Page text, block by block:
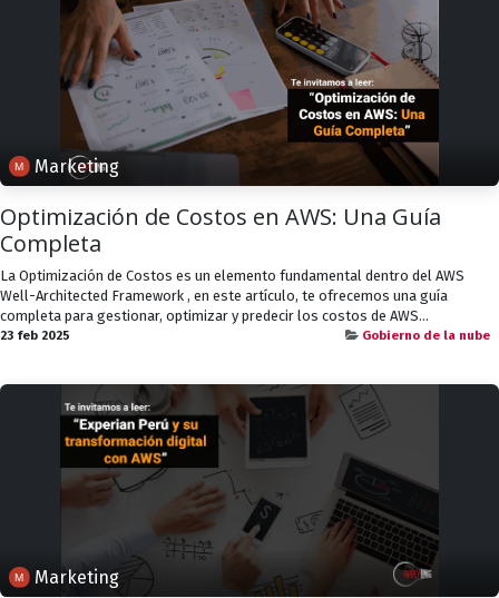
Marketing
Optimización de Costos en AWS: Una Guía
Completa
La Optimización de Costos es un elemento fundamental dentro del AWS
Well-Architected Framework , en este artículo, te ofrecemos una guía
completa para gestionar, optimizar y predecir los costos de AWS...
23 feb 2025 Gobierno de la nube
Marketing